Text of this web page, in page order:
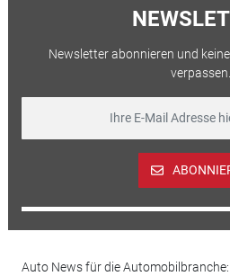
Newsletter abonnieren und
verpassen.
Auto News für die Automobilbranche: